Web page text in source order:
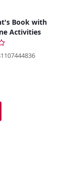
Book with
Activities